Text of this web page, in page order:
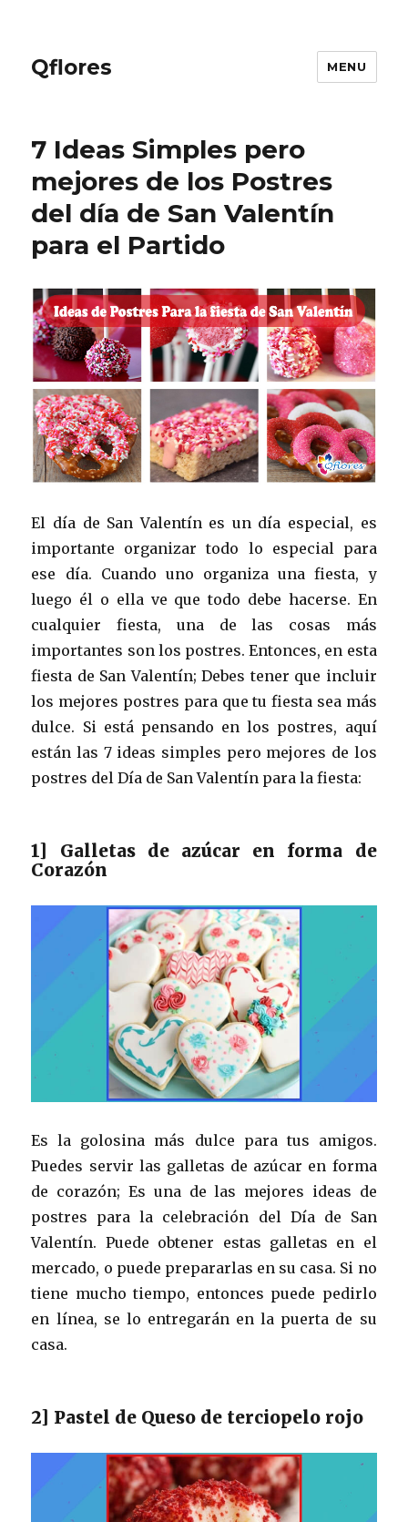
Qflores MENU
7 Ideas Simples pero
mejores de los Postres
del día de San Valentín
para el Partido
El día de San Valentín es un día especial, es
importante organizar todo lo especial para
ese día. Cuando uno organiza una fiesta, y
luego él o ella ve que todo debe hacerse. En
cualquier fiesta, una de las cosas más
importantes son los postres. Entonces, en esta
fiesta de San Valentín; Debes tener que incluir
los mejores postres para que tu fiesta sea más
dulce. Si está pensando en los postres, aquí
están las 7 ideas simples pero mejores de los
postres del Día de San Valentín para la fiesta:
1] Galletas de azúcar en forma de
Corazón
Es la golosina más dulce para tus amigos.
Puedes servir las galletas de azúcar en forma
de corazón; Es una de las mejores ideas de
postres para la celebración del Día de San
Valentín. Puede obtener estas galletas en el
mercado, o puede prepararlas en su casa. Si no
tiene mucho tiempo, entonces puede pedirlo
en línea, se lo entregarán en la puerta de su
casa.
2] Pastel de Queso de terciopelo rojo